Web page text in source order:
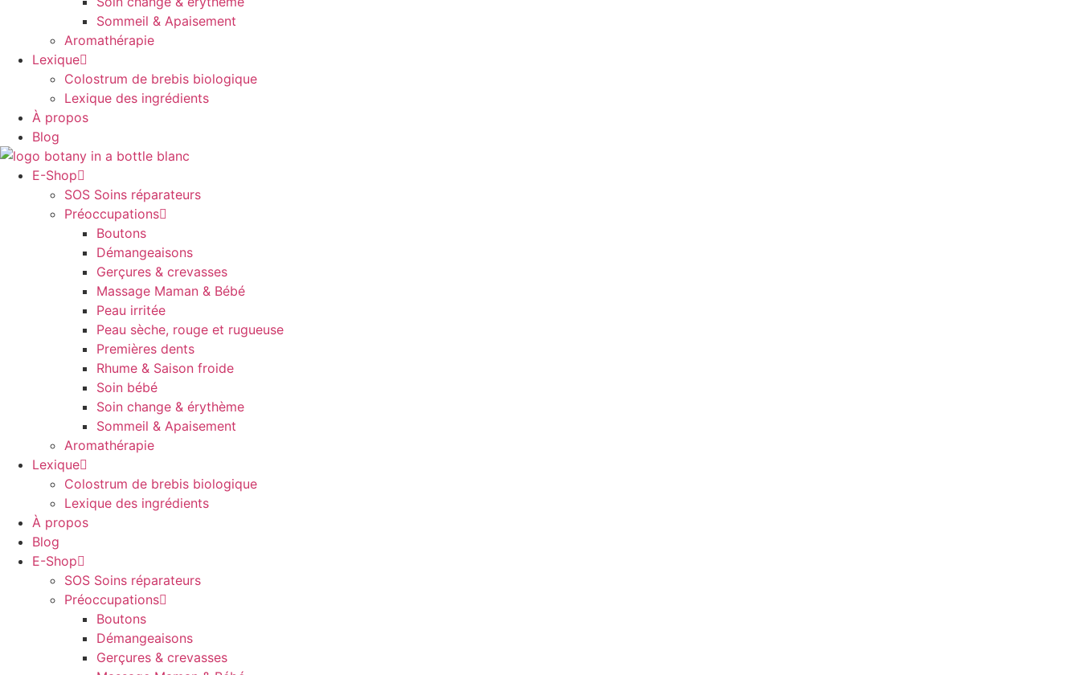
Sommeil & Apaisement
Aromathérapie
Lexique
Colostrum de brebis biologique
Lexique des ingrédients
À propos
Blog
E-Shop
SOS Soins réparateurs
Préoccupations
Boutons
Démangeaisons
Gerçures & crevasses
Massage Maman & Bébé
Peau irritée
Peau sèche, rouge et rugueuse
Premières dents
Rhume & Saison froide
Soin bébé
Soin change & érythème
Sommeil & Apaisement
Aromathérapie
Lexique
Colostrum de brebis biologique
Lexique des ingrédients
À propos
Blog
E-Shop
SOS Soins réparateurs
Préoccupations
Boutons
Démangeaisons
Gerçures & crevasses